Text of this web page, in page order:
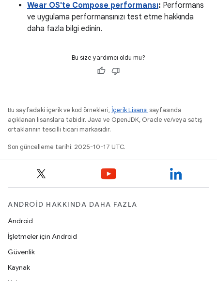
Wear OS'te Compose performansı: Performans
ve uygulama performansınızı test etme hakkında
daha fazla bilgi edinin.
Bu size yardımcı oldu mu?
Bu sayfadaki içerik ve kod örnekleri, İçerik Lisansı sayfasında
açıklanan lisanslara tabidir. Java ve OpenJDK, Oracle ve/veya satış
ortaklarının tescilli ticari markasıdır.
Son güncelleme tarihi: 2025-10-17 UTC.
ANDROID HAKKINDA DAHA FAZLA
Android
İşletmeler için Android
Güvenlik
Kaynak